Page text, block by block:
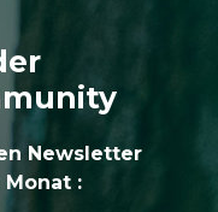
Newsletter
: